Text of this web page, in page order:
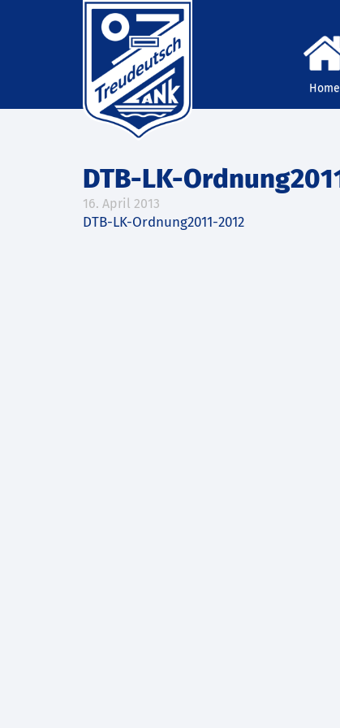
Home
DTB-LK-
16. April 2013
DTB-LK-Ordnung2011-2012